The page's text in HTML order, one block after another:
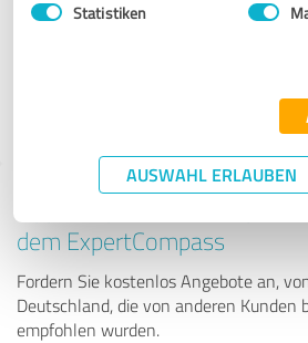
Statistiken
AUSWAHL ERLAUBEN
Tipp: Die passenden
dem ExpertCompass
Fordern Sie kostenlos Angebote an,
Deutschland, die von anderen Kunden
empfohlen wurden.